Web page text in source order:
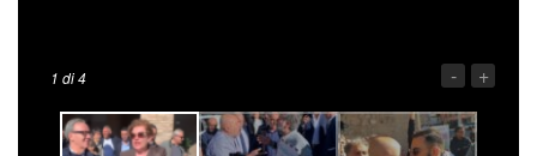
1 di 4 - +